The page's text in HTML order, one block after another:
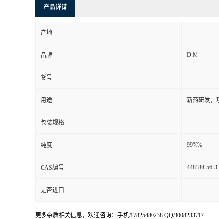
产品详请
产地
品牌 D.M
货号
用途 新药研发，
包装规格
纯度 99%%
CAS编号 448184-56-3
是否进口
更多杂质相关信息，欢迎咨询：手机/17825480238 QQ/3008233717